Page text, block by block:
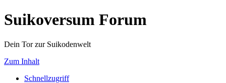
Suikoversum Forum
Dein Tor zur Suikodenwelt
Zum Inhalt
Schnellzugriff